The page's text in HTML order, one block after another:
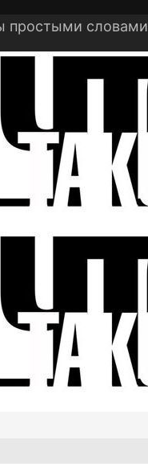
простыми словами